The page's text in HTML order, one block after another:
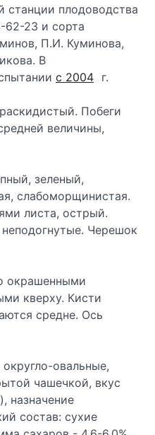
станции плодоводства
62-23 и сорта
П.И. Куминова,
В
с 2004 г.
Побеги
величины,
зеленый,
слабоморщинистая.
листа, острый.
Черешок
окрашенными
кверху. Кисти
средне. Ось
овальные,
чашечкой, вкус
назначение
состав: сухие